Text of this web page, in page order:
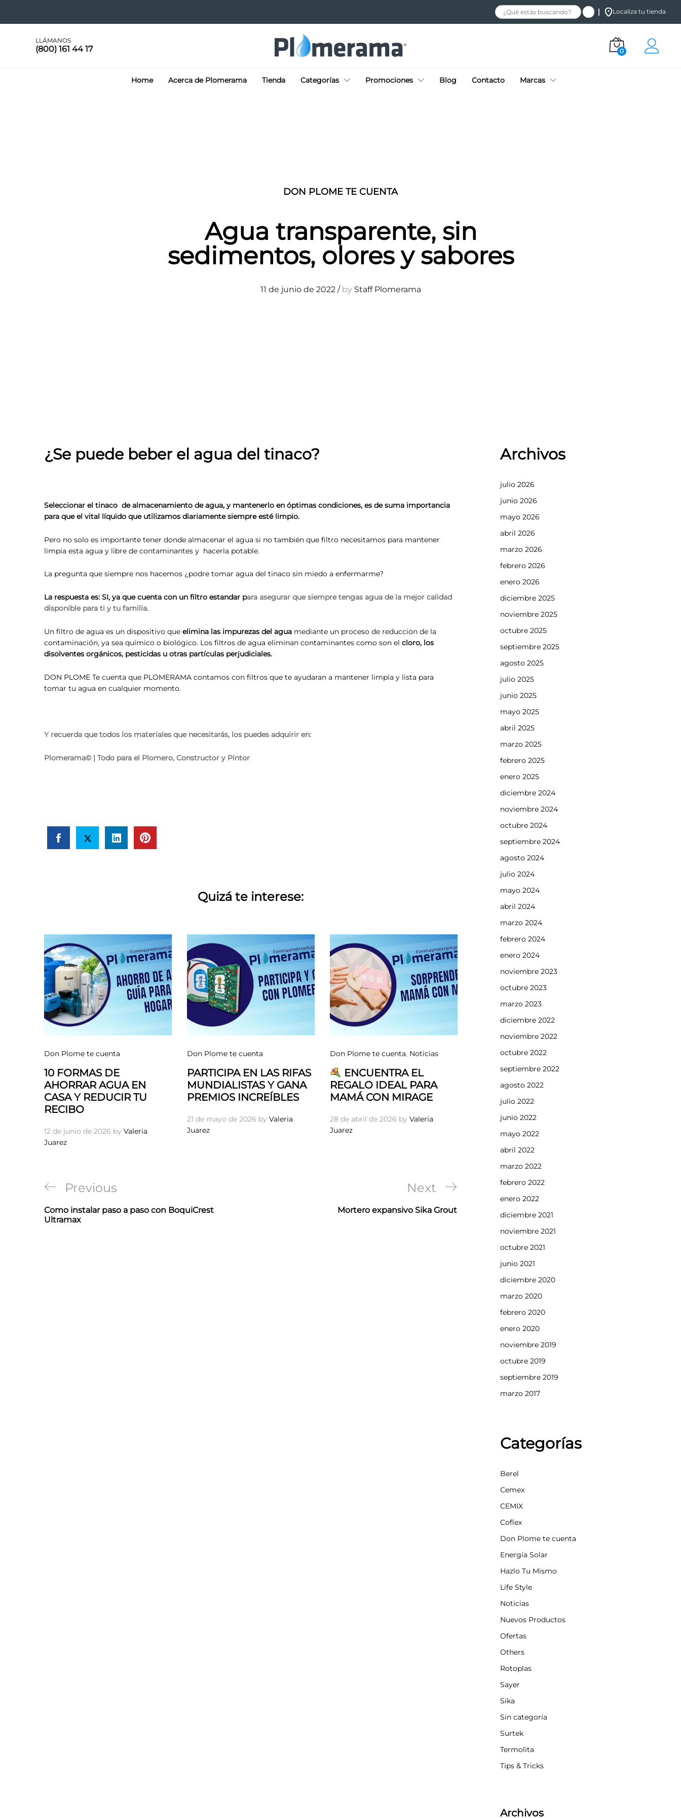
Localiza tu tienda
LLÁMANOS
(800) 161 44 17 0
Home Acerca de Plomerama Tienda Categorías Promociones Blog Contacto Marcas
DON PLOME TE CUENTA
Agua transparente, sin
sedimentos, olores y sabores
11 de junio de 2022/by Staff Plomerama
¿Se puede beber el agua del tinaco?
Seleccionar el tinaco de almacenamiento de agua, y mantenerlo en óptimas condiciones, es de suma importancia
para que el vital líquido que utilizamos diariamente siempre esté limpio.
Pero no solo es importante tener donde almacenar el agua si no también que filtro necesitamos para mantener
limpia esta agua y libre de contaminantes y hacerla potable.
La pregunta que siempre nos hacemos ¿podre tomar agua del tinaco sin miedo a enfermarme?
La respuesta es: SI, ya que cuenta con un filtro estandar para asegurar que siempre tengas agua de la mejor calidad
disponible para ti y tu familia.
Un filtro de agua es un dispositivo que elimina las impurezas del agua mediante un proceso de reducción de la
contaminación, ya sea químico o biológico. Los filtros de agua eliminan contaminantes como son el cloro, los
disolventes orgánicos, pesticidas u otras partículas perjudiciales.
DON PLOME Te cuenta que PLOMERAMA contamos con filtros que te ayudaran a mantener limpia y lista para
tomar tu agua en cualquier momento.
Y recuerda que todos los materiales que necesitarás, los puedes adquirir en:
Plomerama© | Todo para el Plomero, Constructor y Pintor
Quizá te interese:
Don Plome te cuenta
10 FORMAS DE
AHORRAR AGUA EN
CASA Y REDUCIR TU
RECIBO
12 de junio de 2026 by Valeria
Juarez
Don Plome te cuenta
PARTICIPA EN LAS RIFAS
MUNDIALISTAS Y GANA
PREMIOS INCREÍBLES
21 de mayo de 2026 by Valeria
Juarez
Don Plome te cuenta, Noticias
ENCUENTRA EL
REGALO IDEAL PARA
MAMÁ CON MIRAGE
28 de abril de 2026 by Valeria
Juarez
Navegación
de
entradas
Previous
Post
Previous
Como instalar paso a paso con BoquiCrest
Ultramax
Next
Post
Next
Mortero expansivo Sika Grout
Archivos
julio 2026
junio 2026
mayo 2026
abril 2026
marzo 2026
febrero 2026
enero 2026
diciembre 2025
noviembre 2025
octubre 2025
septiembre 2025
agosto 2025
julio 2025
junio 2025
mayo 2025
abril 2025
marzo 2025
febrero 2025
enero 2025
diciembre 2024
noviembre 2024
octubre 2024
septiembre 2024
agosto 2024
julio 2024
mayo 2024
abril 2024
marzo 2024
febrero 2024
enero 2024
noviembre 2023
octubre 2023
marzo 2023
diciembre 2022
noviembre 2022
octubre 2022
septiembre 2022
agosto 2022
julio 2022
junio 2022
mayo 2022
abril 2022
marzo 2022
febrero 2022
enero 2022
diciembre 2021
noviembre 2021
octubre 2021
junio 2021
diciembre 2020
marzo 2020
febrero 2020
enero 2020
noviembre 2019
octubre 2019
septiembre 2019
marzo 2017
Categorías
Berel
Cemex
CEMIX
Coflex
Don Plome te cuenta
Energía Solar
Hazlo Tu Mismo
Life Style
Noticias
Nuevos Productos
Ofertas
Others
Rotoplas
Sayer
Sika
Sin categoría
Surtek
Termolita
Tips & Tricks
Archivos